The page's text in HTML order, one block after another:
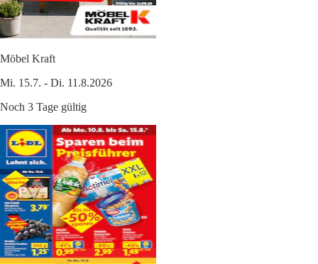
Möbel Kraft
Mi. 15.7. - Di. 11.8.2026
Noch 3 Tage gültig